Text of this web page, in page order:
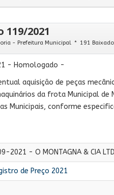
2021
- Prefeitura Municipal 191 Baixado
- Homologado -
aquisição de peças
da frota Municipal de
Municipais, conforme
2021 - O MONTAGNA & CIA
de Preço 2021